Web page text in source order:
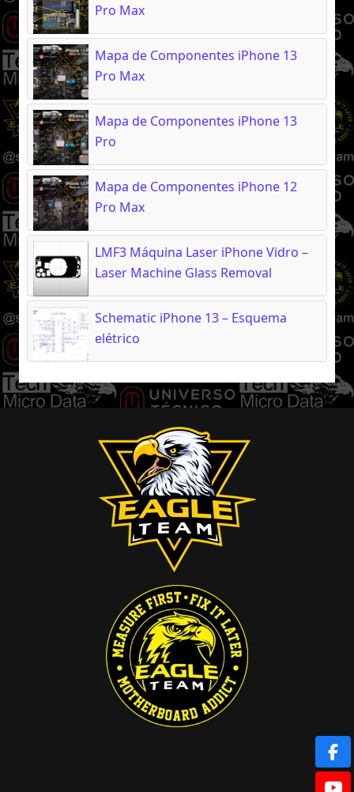
Pro Max
Mapa de Componentes iPhone 13
Pro Max
Mapa de Componentes iPhone 13
Pro
Mapa de Componentes iPhone 12
Pro Max
LMF3 Máquina Laser iPhone Vidro –
Laser Machine Glass Removal
Schematic iPhone 13 – Esquema
elétrico